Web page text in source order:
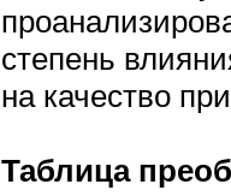
степень
на качество
Таблица